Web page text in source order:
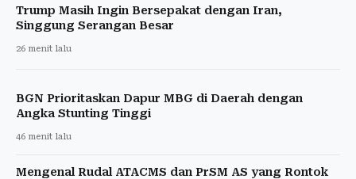
Trump Masih Ingin Bersepakat dengan Iran,
Singgung Serangan Besar
26 menit lalu
BGN Prioritaskan Dapur MBG di Daerah dengan
Angka Stunting Tinggi
46 menit lalu
Mengenal Rudal ATACMS dan PrSM AS yang Rontok